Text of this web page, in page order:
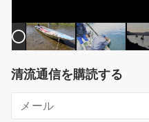
清流通信を購読する